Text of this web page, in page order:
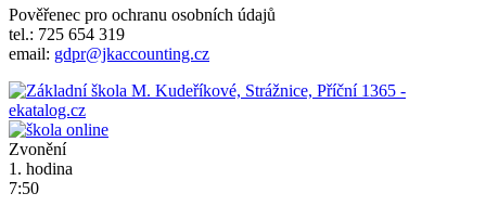
Pověřenec pro ochranu osobních údajů
tel.: 725 654 319
email: gdpr@jkaccounting.cz
Zvonění
1. hodina
7:50